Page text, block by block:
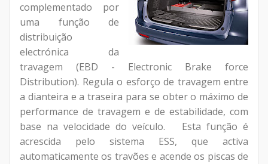
complementado por
uma função de
distribuição
electrónica da
travagem (EBD - Electronic Brake force
Distribution). Regula o esforço de travagem entre
a dianteira e a traseira para se obter o máximo de
performance de travagem e de estabilidade, com
base na velocidade do veículo. Esta função é
acrescida pelo sistema ESS, que activa
automaticamente os travões e acende os piscas de